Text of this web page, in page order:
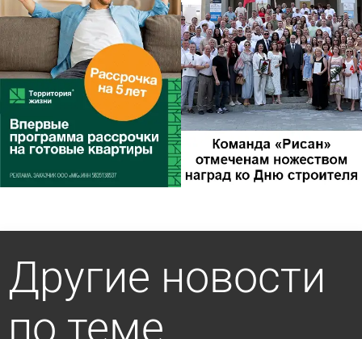
Другие новости
по теме